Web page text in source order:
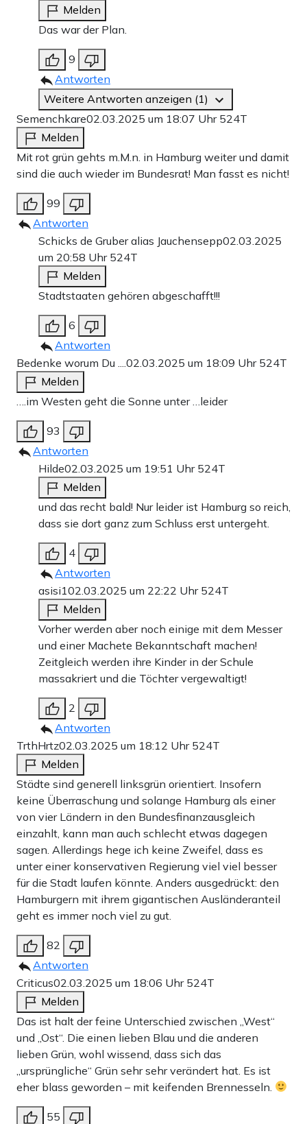
Melden
Das war der Plan.
9
Antworten
Weitere Antworten anzeigen (1)
Semenchkare02.03.2025 um 18:07 Uhr 524T
Melden
Mit rot grün gehts m.M.n. in Hamburg weiter und damit
sind die auch wieder im Bundesrat! Man fasst es nicht!
99
Antworten
Schicks de Gruber alias Jauchensepp02.03.2025
um 20:58 Uhr 524T
Melden
Stadtstaaten gehören abgeschafft!!!
6
Antworten
Bedenke worum Du .... 02.03.2025 um 18:09 Uhr 524T
Melden
….im Westen geht die Sonne unter …leider
93
Antworten
Hilde02.03.2025 um 19:51 Uhr 524T
Melden
und das recht bald! Nur leider ist Hamburg so reich,
dass sie dort ganz zum Schluss erst untergeht.
4
Antworten
asisi102.03.2025 um 22:22 Uhr 524T
Melden
Vorher werden aber noch einige mit dem Messer
und einer Machete Bekanntschaft machen!
Zeitgleich werden ihre Kinder in der Schule
massakriert und die Töchter vergewaltigt!
2
Antworten
TrthHrtz02.03.2025 um 18:12 Uhr 524T
Melden
Städte sind generell linksgrün orientiert. Insofern
keine Überraschung und solange Hamburg als einer
von vier Ländern in den Bundesfinanzausgleich
einzahlt, kann man auch schlecht etwas dagegen
sagen. Allerdings hege ich keine Zweifel, dass es
unter einer konservativen Regierung viel viel besser
für die Stadt laufen könnte. Anders ausgedrückt: den
Hamburgern mit ihrem gigantischen Ausländeranteil
geht es immer noch viel zu gut.
82
Antworten
Criticus02.03.2025 um 18:06 Uhr 524T
Melden
Das ist halt der feine Unterschied zwischen „West“
und „Ost“. Die einen lieben Blau und die anderen
lieben Grün, wohl wissend, dass sich das
„ursprüngliche“ Grün sehr sehr verändert hat. Es ist
eher blass geworden – mit keifenden Brennesseln.
55